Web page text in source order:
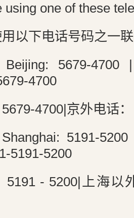
using one of these
以下电话号码之一
5679-4700
4700
4700|京外电话
5191-
5191-5200
5191 - 5200|上海以